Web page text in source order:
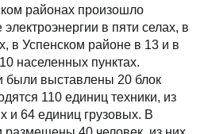
районах произошло
в пяти селах, в
в Успенском районе в 13 и в
населенных пунктах.
были выставлены 20 блок
110 единиц техники, из
и 64 единиц грузовых. В